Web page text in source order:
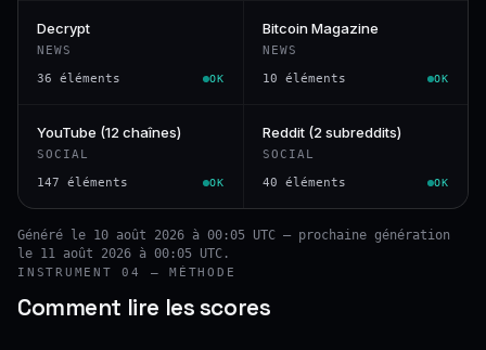
Decrypt
NEWS
36 éléments OK
Bitcoin Magazine
NEWS
10 éléments OK
YouTube (12 chaînes)
SOCIAL
147 éléments OK
Reddit (2 subreddits)
SOCIAL
40 éléments OK
Généré le 10 août 2026 à 00:05 UTC — prochaine génération
le 11 août 2026 à 00:05 UTC.
INSTRUMENT 04 — MÉTHODE
Comment lire les scores